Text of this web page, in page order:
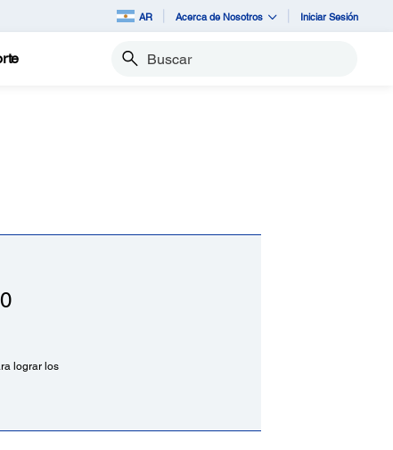
AR Acerca de Nosotros Iniciar Sesión
Buscar
lograr los